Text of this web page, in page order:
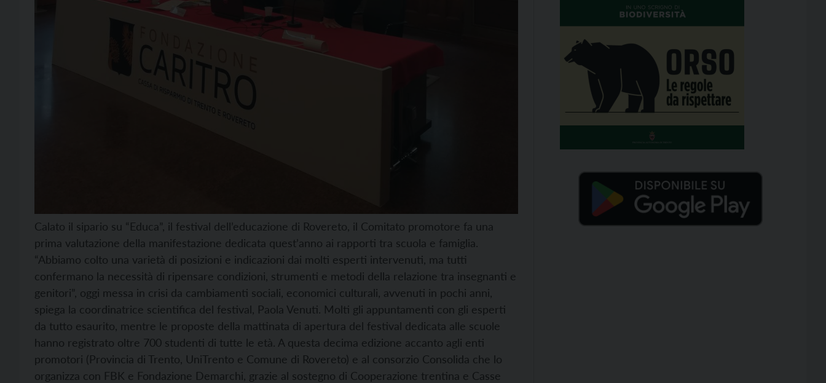
Calato il sipario su “Educa”, il festival dell’educazione di Rovereto, il Comitato promotore fa una
prima valutazione della manifestazione dedicata quest’anno ai rapporti tra scuola e famiglia.
“Abbiamo colto una varietà di posizioni e indicazioni dai molti esperti intervenuti, ma tutti
confermano la necessità di ripensare condizioni, strumenti e metodi della relazione tra insegnanti e
genitori”, oggi messa in crisi da cambiamenti sociali, economici culturali, avvenuti in pochi anni,
spiega la coordinatrice scientifica del festival, Paola Venuti. Molti gli appuntamenti con gli esperti
da tutto esaurito, mentre le proposte della mattinata di apertura del festival dedicata alle scuole
hanno registrato oltre 700 studenti di tutte le età. A questa decima edizione accanto agli enti
promotori (Provincia di Trento, UniTrento e Comune di Rovereto) e al consorzio Consolida che lo
organizza con FBK e Fondazione Demarchi, grazie al sostegno di Cooperazione trentina e Casse